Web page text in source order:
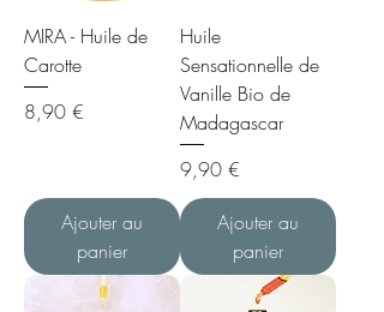
MIRA - Huile de
Carotte
Prix
8,90 €
Ajouter au
panier
Huile
Sensationnelle de
Vanille Bio de
Madagascar
Prix
9,90 €
Ajouter au
panier